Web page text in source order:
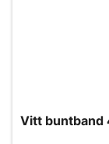
Vitt buntband